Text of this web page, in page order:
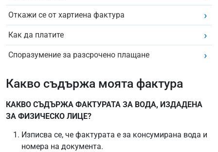
Откажи се от хартиена фактура
Как да платите
Споразумение за разсрочено плащане
Какво съдържа моята фактура
КАКВО СЪДЪРЖА ФАКТУРАТА ЗА ВОДА, ИЗДАДЕНА
ЗА ФИЗИЧЕСКО ЛИЦЕ?
Изписва се, че фактурата е за консумирана вода и
номера на документа.